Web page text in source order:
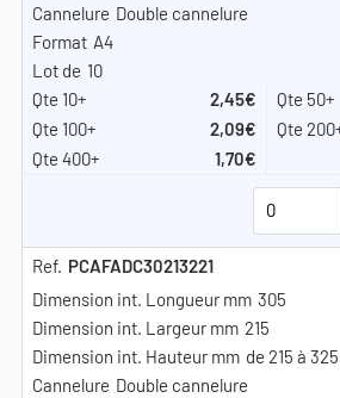
Double cannelure
A4
10
2,45€
2,09€
1,70€
PCAFADC30213221
305
215
de 215 à 325
Double cannelure